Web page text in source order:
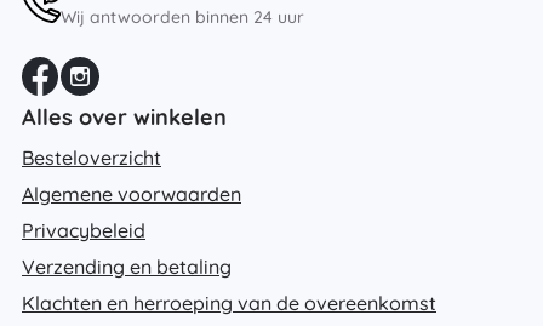
Wij antwoorden binnen 24 uur
Alles over winkelen
Besteloverzicht
Algemene voorwaarden
Privacybeleid
Verzending en betaling
Klachten en herroeping van de overeenkomst